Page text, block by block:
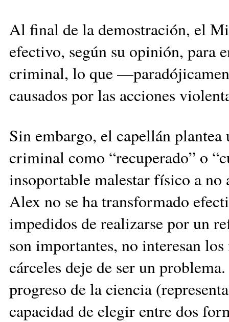
Al final de la demostración, el
efectivo, según su opinión, para
criminal, lo que
causados por las acciones
Sin embargo, el capellán
criminal como “recuperado” o
insoportable malestar físico a no
Alex no se ha transformado
impedidos de realizarse por un
son importantes, no interesan
cárceles deje de ser un
progreso de la ciencia
capacidad de elegir entre dos